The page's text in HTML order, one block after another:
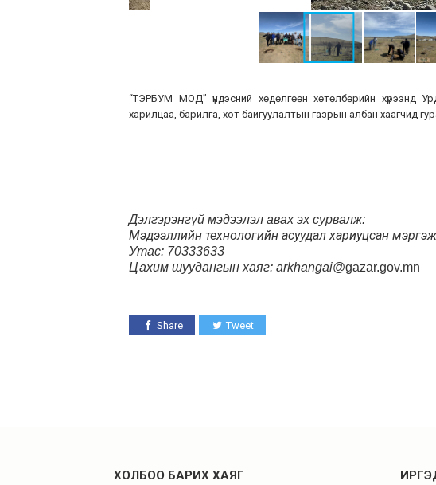
“ТЭРБУМ МОД” үндэсний хөдөлгөөн хөтөлбөрийн хүрээнд
харилцаа, барилга, хот байгуулалтын газрын албан хаагчид
Дэлгэрэнгүй мэдээлэл авах эх сурвалж:
Мэдээллийн технологийн асуудал хариуцсан
Утас: 70333633
Цахим шуудангын хаяг: arkhangai@gazar.gov.mn
Share Tweet
ХОЛБОО БАРИХ ХАЯГ